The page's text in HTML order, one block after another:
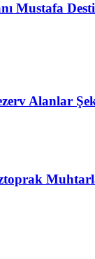
Mustafa
Alanlar